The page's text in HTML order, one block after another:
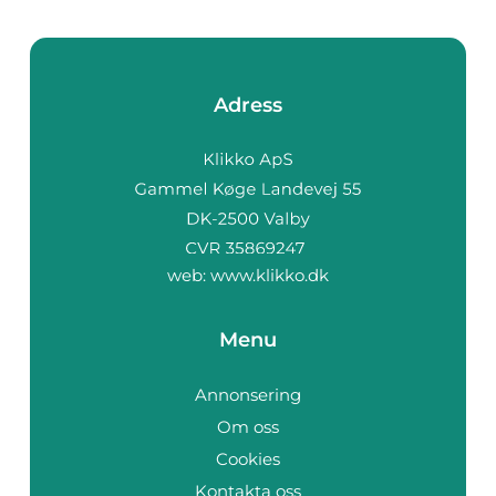
Adress
web: www.klikko.dk
Menu
Annonsering
Om oss
Cookies
Kontakta oss